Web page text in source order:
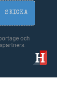
SKICKA
och